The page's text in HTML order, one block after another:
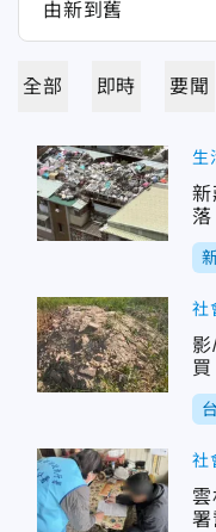
全部 即時 要聞
生
新
社
社
署